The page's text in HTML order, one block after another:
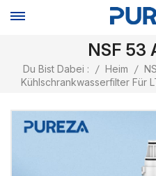
NSF 53
Du Bist Dabei : / Heim /
Kühlschrankwasserfilter Für